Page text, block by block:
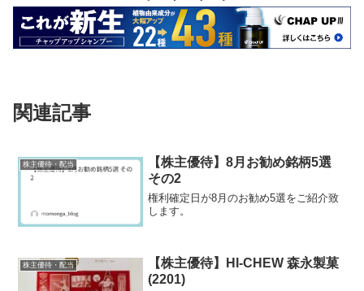
関連記事
株主優待・配当
【株主優待】8月お勧め銘柄5選
その2
権利確定日が8月のお勧め5選をご紹介致
します。
株主優待・配当
【株主優待】HI-CHEW 森永製菓
(2201)